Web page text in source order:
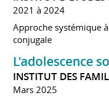
2021 à 2024
Approche systémique
conjugale
L'adolescence
INSTITUT DES
Mars 2025